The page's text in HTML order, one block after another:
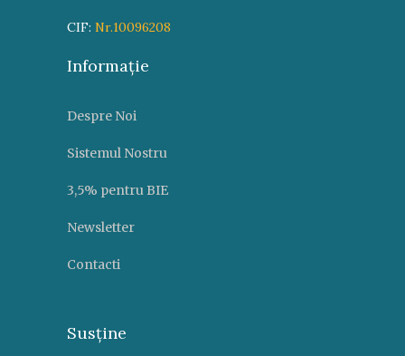
CIF: Nr.10096208
Informație
Despre Noi
Sistemul Nostru
3,5% pentru BIE
Newsletter
Contacti
Susține